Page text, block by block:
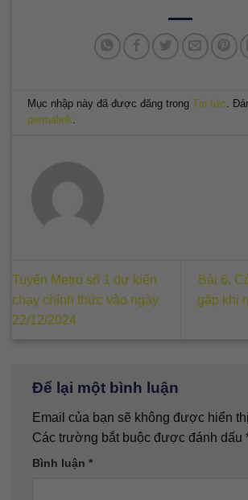
Mục nhập này đã được đăng trongTin tức .
permalink
Tuyến Metro số 1 dự kiến
chạy chính thức vào ngày
22/12/2024
Bài 6.
gặp khi
Để lại một bình luận
Email của bạn sẽ không được hiển
Các trường bắt buộc được đánh dấu
Bình luận *